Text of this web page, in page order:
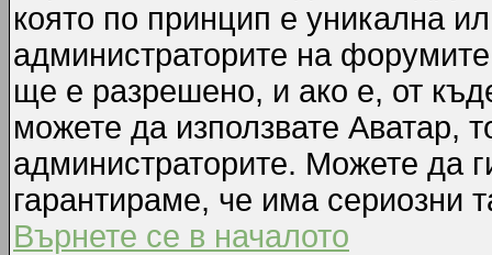
която по принцип е уникална
администраторите на
ще е разрешено, и ако е, от
можете да използвате Аватар,
администраторите. Можете да
гарантираме, че има сериозни
Върнете се в началото